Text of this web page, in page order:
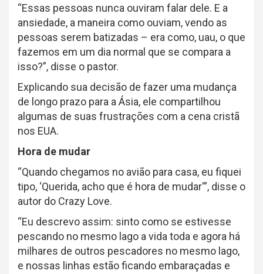
“Essas pessoas nunca ouviram falar dele. E a
ansiedade, a maneira como ouviam, vendo as
pessoas serem batizadas – era como, uau, o que
fazemos em um dia normal que se compara a
isso?”, disse o pastor.
Explicando sua decisão de fazer uma mudança
de longo prazo para a Ásia, ele compartilhou
algumas de suas frustrações com a cena cristã
nos EUA.
Hora de mudar
“Quando chegamos no avião para casa, eu fiquei
tipo, ‘Querida, acho que é hora de mudar'”, disse o
autor do Crazy Love.
“Eu descrevo assim: sinto como se estivesse
pescando no mesmo lago a vida toda e agora há
milhares de outros pescadores no mesmo lago,
e nossas linhas estão ficando embaraçadas e